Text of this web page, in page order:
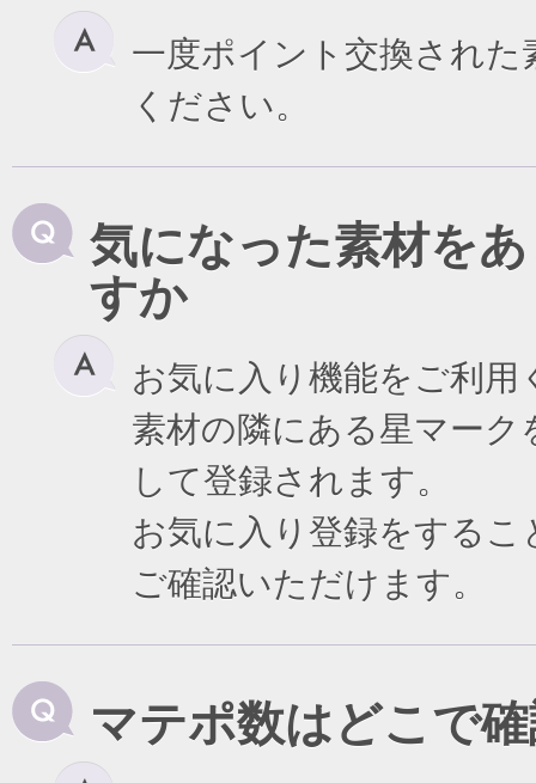
一度ポイント交換され
ください。
気になった素材を
すか
お気に入り機能をご利用
素材の隣にある星マー
して登録されます。
お気に入り登録をする
ご確認いただけます。
マテポ数はどこで